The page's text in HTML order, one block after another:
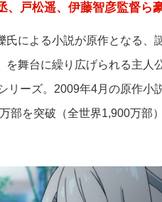
、戸松遥、伊藤智彦監督ら
による小説が原作となる、
舞台に繰り広げられる主人
ーズ。2009年4月の原作小
部を突破（全世界1,900万部